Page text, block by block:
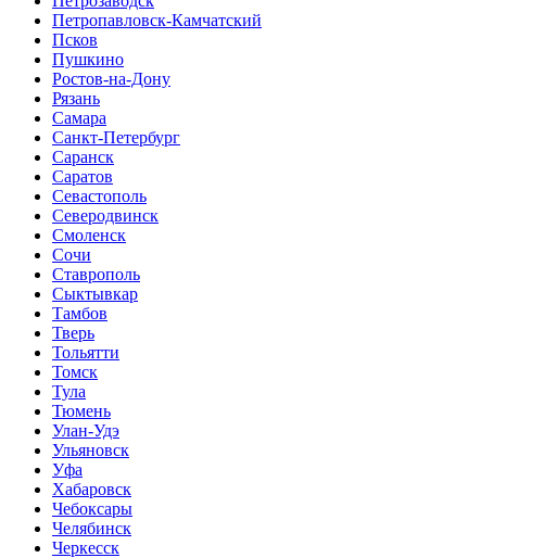
Петропавловск-Камчатский
Псков
Пушкино
Ростов-на-Дону
Рязань
Самара
Санкт-Петербург
Саранск
Саратов
Севастополь
Северодвинск
Смоленск
Сочи
Ставрополь
Сыктывкар
Тамбов
Тверь
Тольятти
Томск
Тула
Тюмень
Улан-Удэ
Ульяновск
Уфа
Хабаровск
Чебоксары
Челябинск
Черкесск